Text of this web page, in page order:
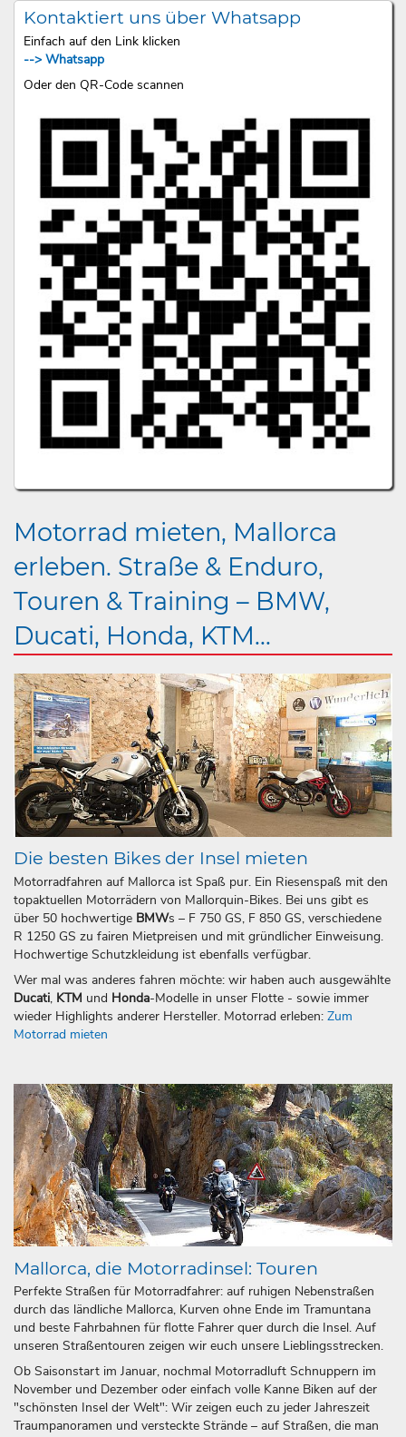
Kontaktiert uns über Whatsapp
Einfach auf den Link klicken
--> Whatsapp
Oder den QR-Code scannen
Motorrad mieten, Mallorca
erleben. Straße & Enduro,
Touren & Training – BMW,
Ducati, Honda, KTM...
Die besten Bikes der Insel mieten
Motorradfahren auf Mallorca ist Spaß pur. Ein Riesenspaß mit den
topaktuellen Motorrädern von Mallorquin-Bikes. Bei uns gibt es
über 50 hochwertige BMWs – F 750 GS, F 850 GS, verschiedene
R 1250 GS zu fairen Mietpreisen und mit gründlicher Einweisung.
Hochwertige Schutzkleidung ist ebenfalls verfügbar.
Wer mal was anderes fahren möchte: wir haben auch ausgewählte
Ducati, KTM und Honda-Modelle in unser Flotte - sowie immer
wieder Highlights anderer Hersteller. Motorrad erleben: Zum
Motorrad mieten
Mallorca, die Motorradinsel: Touren
Perfekte Straßen für Motorradfahrer: auf ruhigen Nebenstraßen
durch das ländliche Mallorca, Kurven ohne Ende im Tramuntana
und beste Fahrbahnen für flotte Fahrer quer durch die Insel. Auf
unseren Straßentouren zeigen wir euch unsere Lieblingsstrecken.
Ob Saisonstart im Januar, nochmal Motorradluft Schnuppern im
November und Dezember oder einfach volle Kanne Biken auf der
"schönsten Insel der Welt": Wir zeigen euch zu jeder Jahreszeit
Traumpanoramen und versteckte Strände – auf Straßen, die man